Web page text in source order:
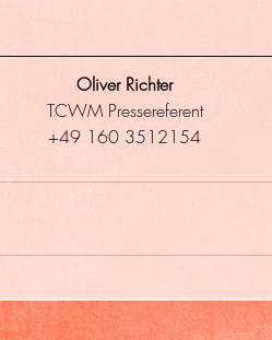
Oliver Richter
TCWM Pressereferent
+49 160 3512154